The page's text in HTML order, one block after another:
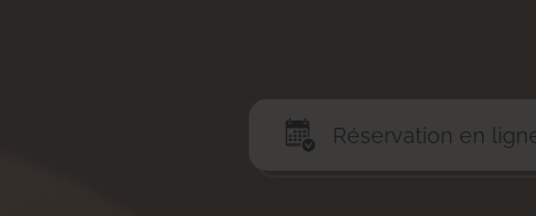
Réservation en